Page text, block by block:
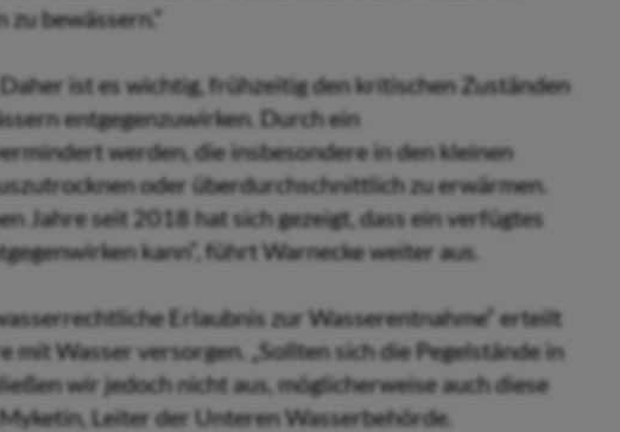
bewässern.“
ist es wichtig, frühzeitig den kritischen Zuständen
entgegenzuwirken. Durch ein
werden, die insbesondere in den kleinen
oder überdurchschnittlich zu erwärmen.
Jahre seit 2018 hat sich gezeigt, dass ein verfügtes
kann“, führt Warnecke weiter aus.
Erlaubnis zur Wasserentnahme“ erteilt
mit Wasser versorgen. „Sollten sich die Pegelstände in
wir jedoch nicht aus, möglicherweise auch diese
Leiter der Unteren Wasserbehörde.